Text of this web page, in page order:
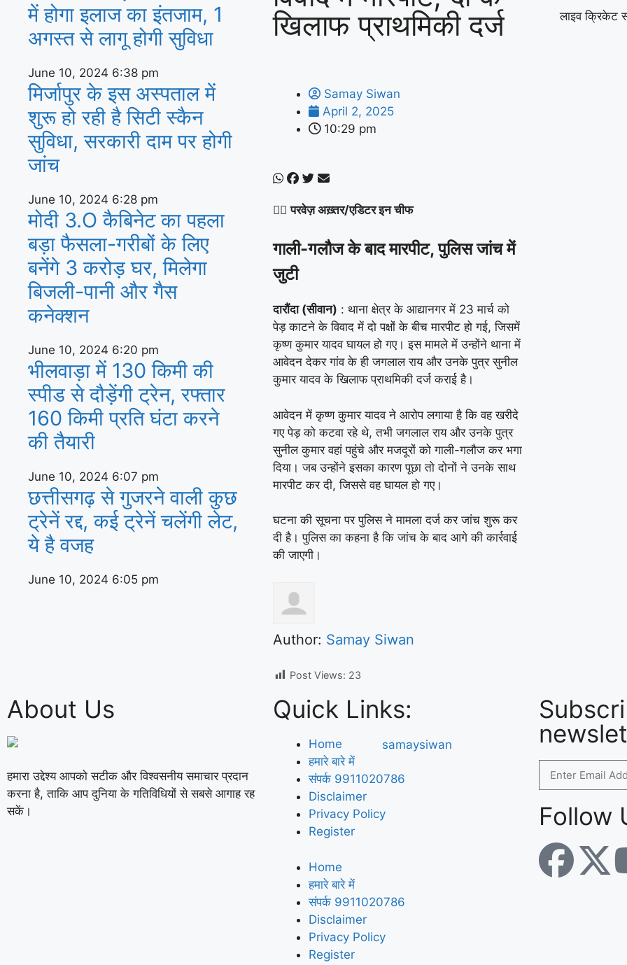
में होगा इलाज का इंतजाम, 1
अगस्‍त से लागू होगी सुविधा
June 10, 2024 6:38 pm
मिर्जापुर के इस अस्पताल में
शुरू हो रही है सिटी स्कैन
सुविधा, सरकारी दाम पर होगी
जांच
June 10, 2024 6:28 pm
मोदी 3.O कैबिनेट का पहला
बड़ा फैसला-गरीबों के ल‍िए
बनेंगे 3 करोड़ घर, म‍िलेगा
बिजली-पानी और गैस
कनेक्‍शन
June 10, 2024 6:20 pm
भीलवाड़ा में 130 किमी की
स्पीड से दौड़ेंगी ट्रेन, रफ्तार
160 किमी प्रति घंटा करने
की तैयारी
June 10, 2024 6:07 pm
छत्तीसगढ़ से गुजरने वाली कुछ
ट्रेनें रद्द, कई ट्रेनें चलेंगी लेट,
ये है वजह
June 10, 2024 6:05 pm
खिलाफ प्राथमिकी दर्ज
Samay Siwan
April 2, 2025
10:29 pm
✍🏽परवेज़ अख़्तर/एडिटर इन चीफ
गाली-गलौज के बाद मारपीट, पुलिस जांच में
जुटी
दारौंदा (सीवान) : थाना क्षेत्र के आद्यानगर में 23 मार्च को
पेड़ काटने के विवाद में दो पक्षों के बीच मारपीट हो गई, जिसमें
कृष्ण कुमार यादव घायल हो गए। इस मामले में उन्होंने थाना में
आवेदन देकर गांव के ही जगलाल राय और उनके पुत्र सुनील
कुमार यादव के खिलाफ प्राथमिकी दर्ज कराई है।
आवेदन में कृष्ण कुमार यादव ने आरोप लगाया है कि वह खरीदे
गए पेड़ को कटवा रहे थे, तभी जगलाल राय और उनके पुत्र
सुनील कुमार वहां पहुंचे और मजदूरों को गाली-गलौज कर भगा
दिया। जब उन्होंने इसका कारण पूछा तो दोनों ने उनके साथ
मारपीट कर दी, जिससे वह घायल हो गए।
घटना की सूचना पर पुलिस ने मामला दर्ज कर जांच शुरू कर
दी है। पुलिस का कहना है कि जांच के बाद आगे की कार्रवाई
की जाएगी।
Author: Samay Siwan
Post Views: 23
लाइव क्रिकेट
About Us
हमारा उद्देश्य आपको सटीक और विश्वसनीय समाचार प्रदान
करना है, ताकि आप दुनिया के गतिविधियों से सबसे आगाह रह
सकें।
Quick Links:
Home
हमारे बारे में
संपर्क 9911020786
Disclaimer
Privacy Policy
Register
Home
हमारे बारे में
संपर्क 9911020786
Disclaimer
Privacy Policy
Register
Follow